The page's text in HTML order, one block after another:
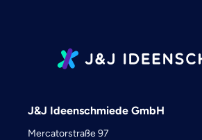
J&J Ideenschmiede GmbH
Mercatorstraße 97